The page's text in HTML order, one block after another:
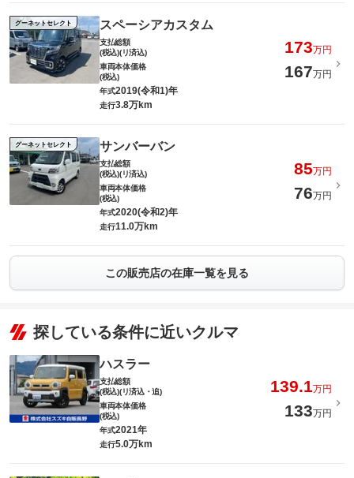
グーネットセレクト スペーシアカスタム
支払総額
(税込)(リ済込)
173万円
車両本体価格
(税込)
167万円
年式2019(令和1)年
走行3.8万km
グーネットセレクト サンバーバン
支払総額
(税込)(リ済込)
85万円
車両本体価格
(税込)
76万円
年式2020(令和2)年
走行11.0万km
この販売店の在庫一覧を見る
探している条件に近いクルマ
ハスラー
支払総額
(税込)(リ済込・追)
139.1万円
車両本体価格
(税込)
133万円
年式2021年
走行5.0万km